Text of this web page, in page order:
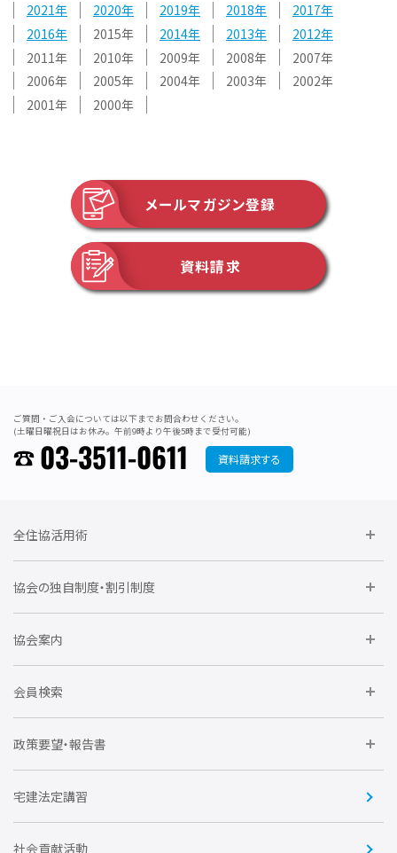
2021
2020 2019 2018
2017
2016
2015 2014 2013
2012
2011
2010 2009 2008
2007
2006
2005 2004 2003
2002
2001
2000
メールマガジン登録
資料請求
ご質問・ご入会については以下までお問合わせください。
(土曜日曜祝日はお休み。午前9時より午後5時まで受付可能)
03-3511-0611 資料請求する
全住協活用術
委員会に参加しよう
要望活動に参加しよう
協会の独自制度・割引制度
住宅瑕疵担保責任保険割引制度
全住協NET
不動産後見アドバイザー資格講習
会
全住協ビジネスショップ
協会案内
運営組織
トライアル会員制度
会員検索
企業会員
賛助会員
政策要望・報告書
住宅・土地税制改正要望
優良事業表彰
宅建法定講習
社会貢献活動